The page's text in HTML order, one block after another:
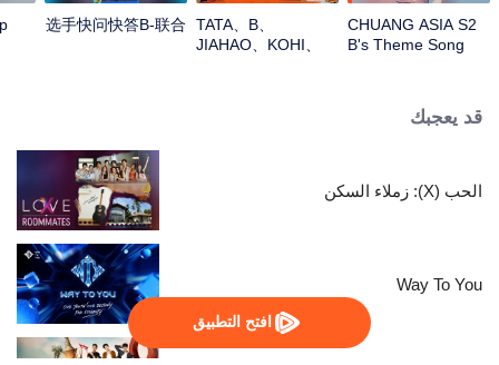
افتح التطبيق
CHUANG ASIA S2
B's Theme Song
TATA、B、
JIAHAO、KOHI、
选手快问快答B-联合
قد يعجبك
الحب (X): زملاء السكن
Way To You